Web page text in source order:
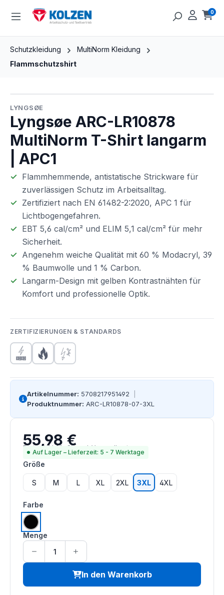
Zum Hauptinhalt springen 0
Schutzkleidung
MultiNorm Kleidung
Flammschutzshirt
LYNGSØE
Lyngsøe ARC-LR10878
MultiNorm T-Shirt langarm
| APC1
Flammhemmende, antistatische Strickware für
zuverlässigen Schutz im Arbeitsalltag.
Zertifiziert nach EN 61482-2:2020, APC 1 für
Lichtbogengefahren.
EBT 5,6 cal/cm² und ELIM 5,1 cal/cm² für mehr
Sicherheit.
Angenehm weiche Qualität mit 60 % Modacryl, 39
% Baumwolle und 1 % Carbon.
Langarm-Design mit gelben Kontrastnähten für
Komfort und professionelle Optik.
ZERTIFIZIERUNGEN & STANDARDS
Artikelnummer: 5708217951492
Produktnummer: ARC-LR10878-07-3XL
Regulärer Preis:
55,98 €
Preise inkl. MwSt. zzgl. Versandkosten
Auf Lager – Lieferzeit: 5 - 7 Werktage
Größe
S M L XL 2XL 3XL 4XL
Farbe
schwarz
Menge
In den Warenkorb